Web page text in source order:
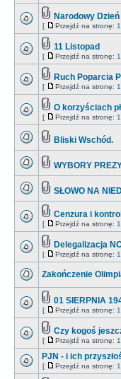
Narodowy
[ Przejdź na stronę: 1
11 Listopad
[ Przejdź na stronę: 1
Ruch Poparcia
[ Przejdź na stronę: 1
O korzyściach
[ Przejdź na stronę: 1
Bliski Wschód.
WYBORY
SŁOWO NA
Cenzura i
[ Przejdź na stronę: 1
Delegalizacja
[ Przejdź na stronę: 1
Zakończenie
01 SIERPNIA
[ Przejdź na stronę: 1
Czy kogoś
[ Przejdź na stronę: 1
PJN - i ich
[ Przejdź na stronę: 1